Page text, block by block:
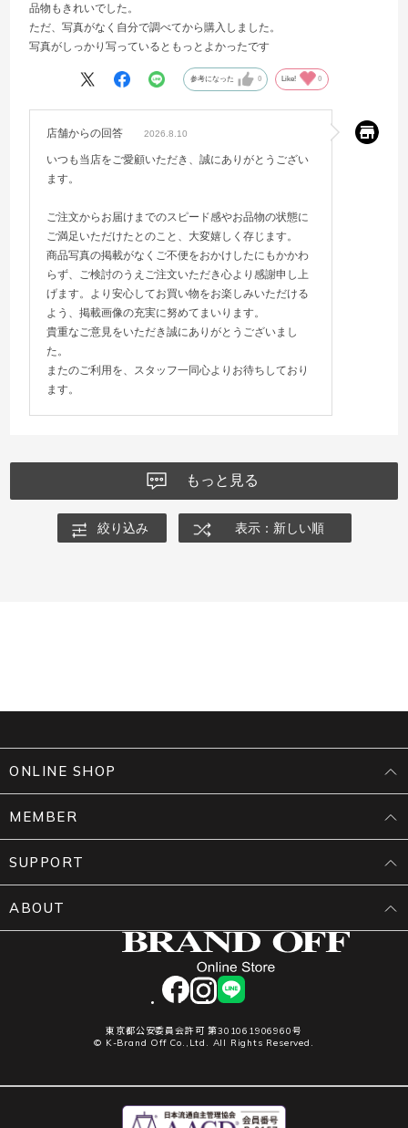
品物もきれいでした。
ただ、写真がなく自分で調べてから購入しました。
写真がしっかり写っているともっとよかったです
参考になった 0 Like! 0
店舗からの回答 2026.8.10
いつも当店をご愛顧いただき、誠にありがとうござい
ます。
ご注文からお届けまでのスピード感やお品物の状態に
ご満足いただけたとのこと、大変嬉しく存じます。
商品写真の掲載がなくご不便をおかけしたにもかかわ
らず、ご検討のうえご注文いただき心より感謝申し上
げます。より安心してお買い物をお楽しみいただける
よう、掲載画像の充実に努めてまいります。
貴重なご意見をいただき誠にありがとうございまし
た。
またのご利用を、スタッフ一同心よりお待ちしており
ます。
もっと見る
絞り込み 表示：新しい順
facebookinstagram
LINE
東京都公安委員会許可 第301061906960号
© K-Brand Off Co.,Ltd. All Rights Reserved.
ONLINE SHOP
MEMBER
SUPPORT
ABOUT